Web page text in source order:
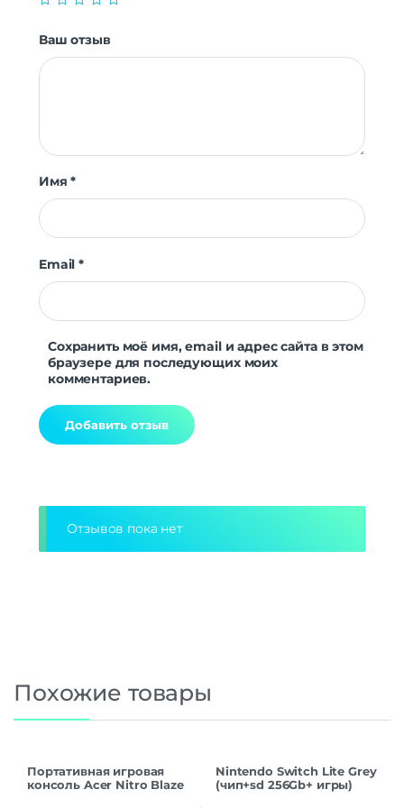
Охлаждение
Комплектация
Комплект поставки
Консоль | кабели | контроллеры | док-
Оперативная Память
Ваш отзыв
Имя*
Email*
Сохранить моё имя, email и адрес сайта в этом
браузере для последующих моих
комментариев.
Отзывов пока нет
Похожие товары
Портативная игровая
консоль Acer Nitro Blaze
Nintendo Switch Lite Grey
(чип+sd 256Gb+ игры)